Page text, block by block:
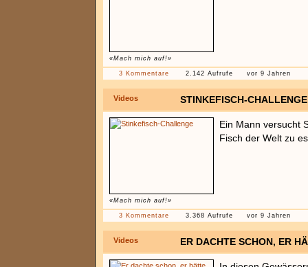
«Mach mich auf!»
3 Kommentare 2.142 Aufrufe vor 9 Jahren
Videos STINKEFISCH-CHALLENGE
«Mach mich auf!»
Ein Mann versucht
Fisch der Welt zu
3 Kommentare 3.368 Aufrufe vor 9 Jahren
Videos ER DACHTE SCHON, ER